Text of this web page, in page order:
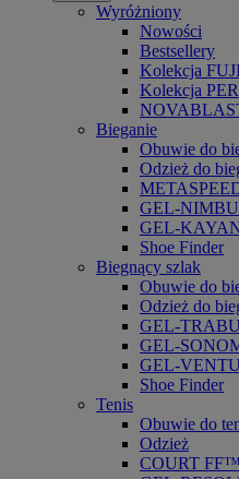
Wyróżniony
Nowości
Bestsellery
Kolekcja
Kolekcja
Bieganie
Obuwie do
Odzież do
GEL-
GEL-
Shoe Finder
Biegnący szlak
Obuwie do
Odzież do
GEL-
GEL-
GEL-
Shoe Finder
Tenis
Obuwie do
Odzież
COURT FF™